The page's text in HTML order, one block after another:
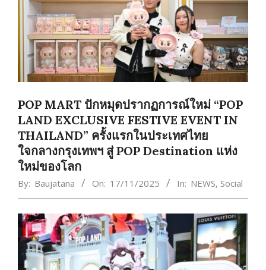
POP MART ปักหมุดปรากฏการณ์ใหม่ “POP
LAND EXCLUSIVE FESTIVE EVENT IN
THAILAND” ครั้งแรกในประเทศไทย
ใจกลางกรุงเทพฯ สู่ POP Destination แห่ง
ใหม่ของโลก
By: Baujatana On: 17/11/2025 In: NEWS, Social